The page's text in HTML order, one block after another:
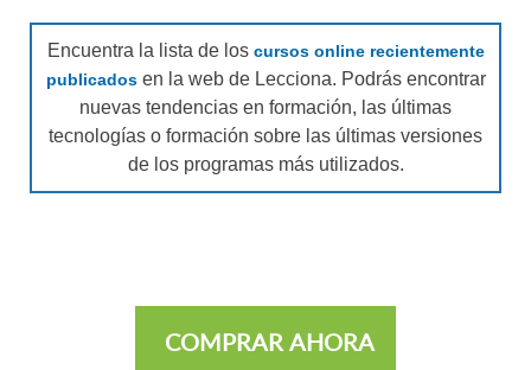
Encuentra la lista de los cursos online recientemente
publicadosen la web de Lecciona. Podrás encontrar
nuevas tendencias en formación, las últimas
tecnologías o formación sobre las últimas versiones
de los programas más utilizados.
COMPRAR AHORA